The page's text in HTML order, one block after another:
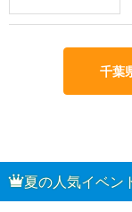
千葉
夏の人気イベン